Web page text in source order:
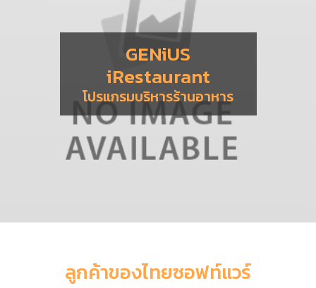
GENiUS
iRestaurant
โปรแกรมบริหารร้านอาหาร
ลูกค้าของไทยซอฟท์แวร์